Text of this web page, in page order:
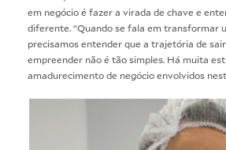
em negócio é fazer a virada de chave e
diferente. “Quando se fala em transformar
precisamos entender que a trajetória de
empreender não é tão simples. Há muita
amadurecimento de negócio envolvidos